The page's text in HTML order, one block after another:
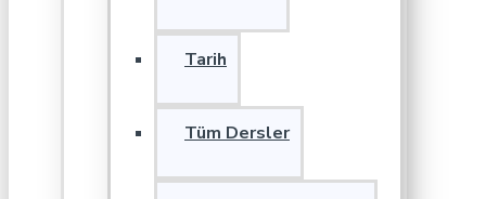
Tarih
Tüm Dersler